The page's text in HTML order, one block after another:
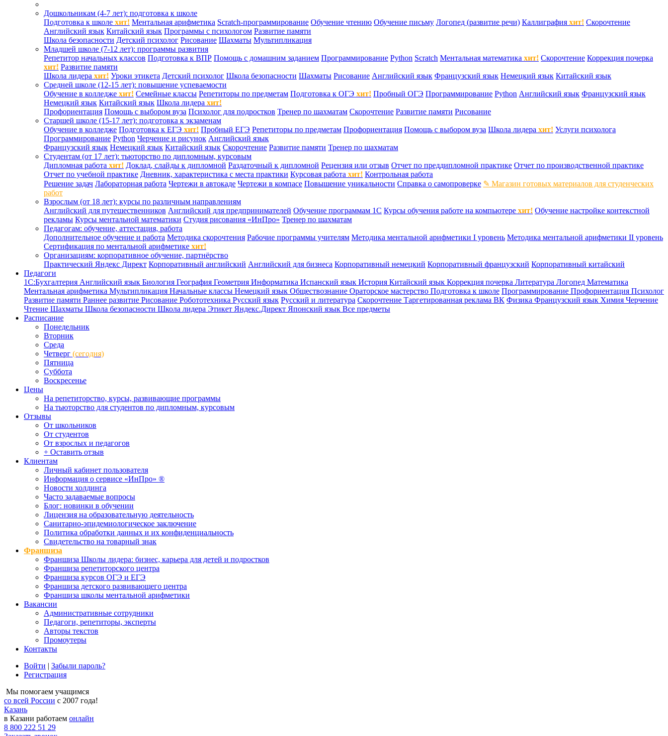
Дошкольникам (4-7 лет): подготовка к школе
Подготовка к школе хит! Ментальная арифметика Scratch-программирование Обучение чтению Обучение письму Логопед (развитие речи) Каллиграфия хит! Скорочтение
Английский язык Китайский язык Программы с психологом Развитие памяти
Школа безопасности Детский психолог Рисование Шахматы Мультипликация
Младшей школе (7-12 лет): программы развития
Репетитор начальных классов Подготовка к ВПР Помощь с домашним заданием Программирование Python Scratch Ментальная математика хит! Скорочтение Коррекция почерка
хит! Развитие памяти
Школа лидера хит! Уроки этикета Детский психолог Школа безопасности Шахматы Рисование Английский язык Французский язык Немецкий язык Китайский язык
Средней школе (12-15 лет): повышение успеваемости
Обучение в колледже хит! Семейные классы Репетиторы по предметам Подготовка к ОГЭ хит! Пробный ОГЭ Программирование Python Английский язык Французский язык
Немецкий язык Китайский язык Школа лидера хит!
Профориентация Помощь с выбором вуза Психолог для подростков Тренер по шахматам Скорочтение Развитие памяти Рисование
Старшей школе (15-17 лет): подготовка к экзаменам
Обучение в колледже Подготовка к ЕГЭ хит! Пробный ЕГЭ Репетиторы по предметам Профориентация Помощь с выбором вуза Школа лидера хит! Услуги психолога
Программирование Python Черчение и рисунок Английский язык
Французский язык Немецкий язык Китайский язык Скорочтение Развитие памяти Тренер по шахматам
Студентам (от 17 лет): тьюторство по дипломным, курсовым
Дипломная работа хит! Доклад, слайды к дипломной Раздаточный к дипломной Рецензия или отзыв Отчет по преддипломной практике Отчет по производственной практике
Отчет по учебной практике Дневник, характеристика с места практики Курсовая работа хит! Контрольная работа
Решение задач Лабораторная работа Чертежи в автокаде Чертежи в компасе Повышение уникальности Справка о самопроверке ✎ Магазин готовых материалов для студенческих
работ
Взрослым (от 18 лет): курсы по различным направлениям
Английский для путешественников Английский для предпринимателей Обучение программам 1С Курсы обучения работе на компьютере хит! Обучение настройке контекстной
рекламы Курсы ментальной математики Студия рисования «ИнПро» Тренер по шахматам
Педагогам: обучение, аттестация, работа
Дополнительное обучение и работа Методика скорочтения Рабочие программы учителям Методика ментальной арифметики I уровень Методика ментальной арифметики II уровень
Сертификация по ментальной арифметике хит!
Организациям: корпоративное обучение, партнёрство
Практический Яндекс Директ Корпоративный английский Английский для бизнеса Корпоративный немецкий Корпоративный французский Корпоративный китайский
Педагоги
1С:Бухгалтерия Английский язык Биология География Геометрия Информатика Испанский язык История Китайский язык Коррекция почерка Литература Логопед Математика
Ментальная арифметика Мультипликация Начальные классы Немецкий язык Обществознание Ораторское мастерство Подготовка к школе Программирование Профориентация Психолог
Развитие памяти Раннее развитие Рисование Робототехника Русский язык Русский и литература Скорочтение Таргетированная реклама ВК Физика Французский язык Химия Черчение
Чтение Шахматы Школа безопасности Школа лидера Этикет Яндекс.Директ Японский язык Все предметы
Расписание
Понедельник
Вторник
Среда
Четверг (сегодня)
Пятница
Суббота
Воскресенье
Цены
На репетиторство, курсы, развивающие программы
На тьюторство для студентов по дипломным, курсовым
Отзывы
От школьников
От студентов
От взрослых и педагогов
+ Оставить отзыв
Клиентам
Личный кабинет пользователя
Информация о сервисе «ИнПро» ®
Новости холдинга
Часто задаваемые вопросы
Блог: новинки в обучении
Лицензия на образовательную деятельность
Санитарно-эпидемиологическое заключение
Политика обработки данных и их конфиденциальность
Свидетельство на товарный знак
Франшиза
Франшиза Школы лидера: бизнес, карьера для детей и подростков
Франшиза репетиторского центра
Франшиза курсов ОГЭ и ЕГЭ
Франшиза детского развивающего центра
Франшиза школы ментальной арифметики
Вакансии
Административные сотрудники
Педагоги, репетиторы, эксперты
Авторы текстов
Промоутеры
Контакты
Войти | Забыли пароль?
Регистрация
Мы помогаем учащимся
со всей России с 2007 года!
Казань
в Казани работаем онлайн
8 800 222 51 29